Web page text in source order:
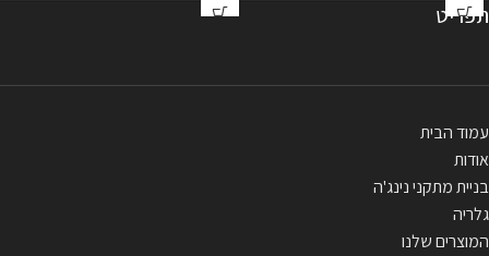
תפריט
עמוד הבית
אודות
בניית מתקני נינג'ה
גלריה
המוצרים שלנו